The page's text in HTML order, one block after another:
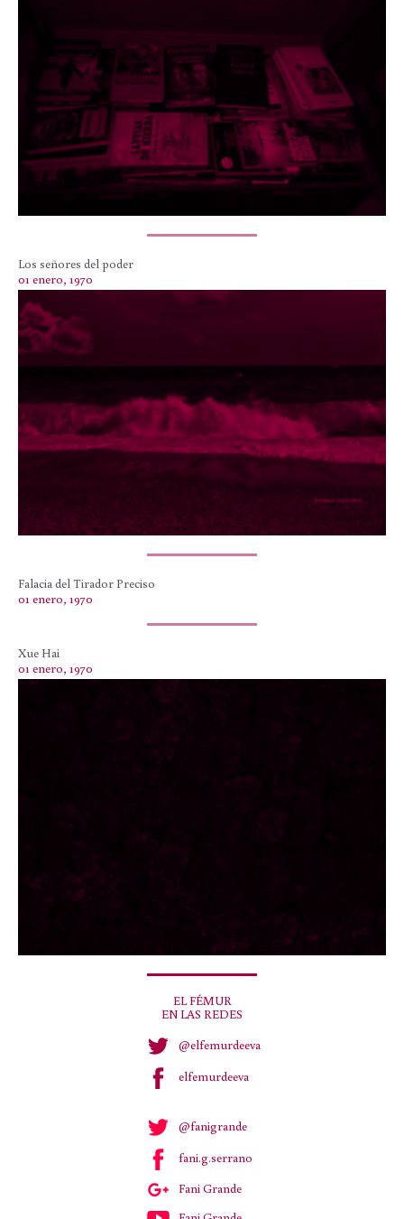
Los señores del poder
01 enero, 1970
Falacia del Tirador Preciso
01 enero, 1970
Xue Hai
01 enero, 1970
EL FÉMUR
EN LAS REDES
@elfemurdeeva
elfemurdeeva
@fanigrande
fani.g.serrano
Fani Grande